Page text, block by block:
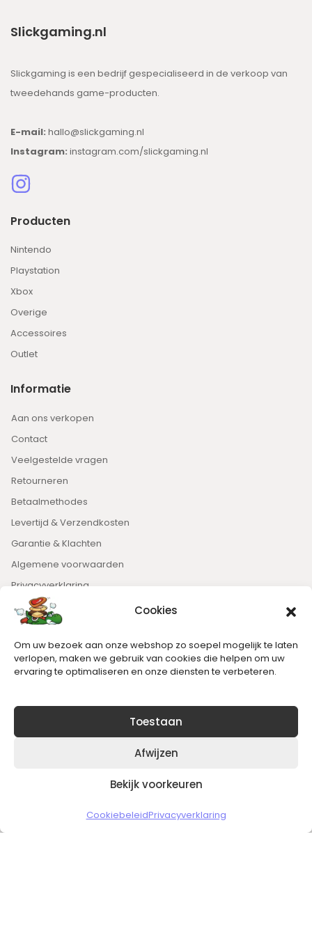
Cookies
Om uw bezoek aan onze webshop zo soepel mogelijk te laten
verlopen, maken we gebruik van cookies die helpen om uw
ervaring te optimaliseren en onze diensten te verbeteren.
Toestaan
Afwijzen
Bekijk voorkeuren
CookiebeleidPrivacyverklaring
Slickgaming.nl
Slickgaming is een bedrijf gespecialiseerd in de verkoop van
tweedehands game-producten.
E-mail: hallo@slickgaming.nl
Instagram: instagram.com/slickgaming.nl
Producten
Nintendo
Playstation
Xbox
Overige
Accessoires
Outlet
Informatie
Aan ons verkopen
Contact
Veelgestelde vragen
Retourneren
Betaalmethodes
Levertijd & Verzendkosten
Garantie & Klachten
Algemene voorwaarden
Privacyverklaring
Nieuwsbrief
Blijft op de hoogte van het laatste nieuws.